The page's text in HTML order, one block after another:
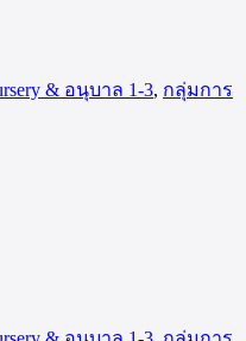
& อนุบาล 1-3, กลุ่มการ